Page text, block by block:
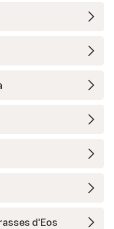
d'Eos